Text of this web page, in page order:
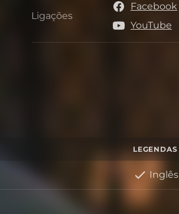
Ligações
Ligações
Facebook
YouTube
LEGENDAS
Inglês